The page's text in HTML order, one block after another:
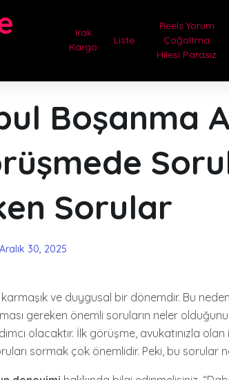
Irak
Kargo
Liste
Reels Yorum
Çoğaltma
Hilesi Parasız
Boşanma
Sorular
Aralık 30, 2025
karmaşık ve duygusal bir dönemdir. Bu
gereken önemli soruların neler olduğunu
olacaktır. İlk görüşme, avukatınızla
sormak çok önemlidir. Peki, bu sorular